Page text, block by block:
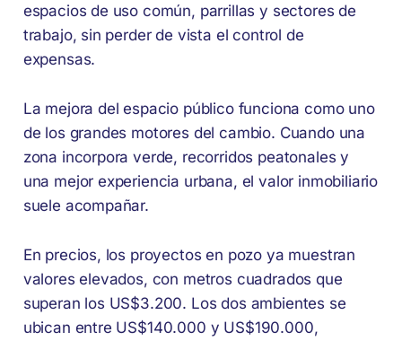
espacios de uso común, parrillas y sectores de
trabajo, sin perder de vista el control de
expensas.
La mejora del espacio público funciona como uno
de los grandes motores del cambio. Cuando una
zona incorpora verde, recorridos peatonales y
una mejor experiencia urbana, el valor inmobiliario
suele acompañar.
En precios, los proyectos en pozo ya muestran
valores elevados, con metros cuadrados que
superan los US$3.200. Los dos ambientes se
ubican entre US$140.000 y US$190.000,